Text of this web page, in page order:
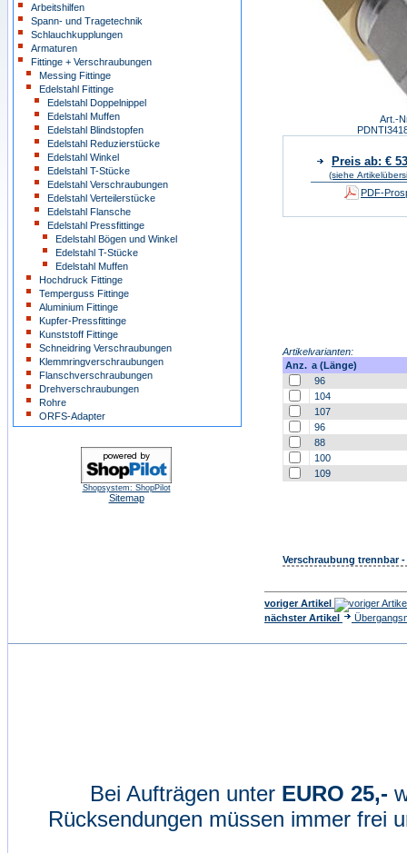
Arbeitshilfen
Spann- und Tragetechnik
Schlauchkupplungen
Armaturen
Fittinge + Verschraubungen
Messing Fittinge
Edelstahl Fittinge
Edelstahl Doppelnippel
Edelstahl Muffen
Edelstahl Blindstopfen
Edelstahl Reduzierstücke
Edelstahl Winkel
Edelstahl T-Stücke
Edelstahl Verschraubungen
Edelstahl Verteilerstücke
Edelstahl Flansche
Edelstahl Pressfittinge
Edelstahl Bögen und Winkel
Edelstahl T-Stücke
Edelstahl Muffen
Hochdruck Fittinge
Temperguss Fittinge
Aluminium Fittinge
Kupfer-Pressfittinge
Kunststoff Fittinge
Schneidring Verschraubungen
Klemmringverschraubungen
Flanschverschraubungen
Drehverschraubungen
Rohre
ORFS-Adapter
Shopsystem: ShopPilot
Sitemap
Art.-
Preis ab: €
(siehe
PDF-
Artikelvarianten:
Anz. a (Länge)
96
104
107
96
88
100
109
Verschraubung trennbar
voriger Artikel
nächster Artikel
Bei Aufträgen unter EURO 25,-
Rücksendungen müssen immer frei